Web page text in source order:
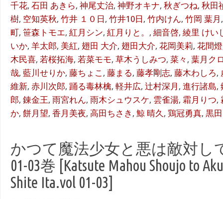
千花, 石田 あきら, 神尾丈治, 神野オキナ, 秋ぎつね, 秋田
樹, 空知英秋, 竹井 １０日 , 竹井10日 , 竹内けん, 竹岡 葉月
町, 笹森トモエ, 紅月シン, 紅月りと。 , 細音啓, 綾里 けい
いか, 羊太郎, 美紅, 翅田 大介, 翅田大介, 花岡美莉, 花間燈
木民喜, 若桜拓海, 若菜モモ, 草木うしみつ, 菜々 , 葉月ク
哉, 藍川せりか, 藤ちょこ , 藤まる, 藤孝剛志, 藤木わしろ,
維新, 赤川次郎, 踊る毒林檎, 軽井広, 辻村深月 , 進行諸島,
郎, 錬金王, 雨宮れん, 雨木シュウスケ, 雲雀湯, 霜月りつ,
か, 餅月望, 香月美夜, 高田ちさき , 鯨 晴久, 鶏冠勇真, 黒
かつて魔法少女と悪は敵対し
01-03巻 [Katsute Mahou Shoujo to
Shite Ita.vol 01-03]